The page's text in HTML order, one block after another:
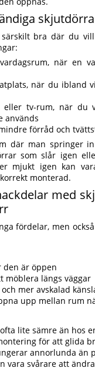
bra där du
när en
när du ibland
eller tv-rum, när du
används
förråd och
där man springer
som slår igen
mjukt igen kan
monterad.
med
fördelar, men
den är öppen
möblera längs väggar
mer avskalad
upp mellan rum
lite sämre än hos
för att glida
annorlunda än
vara svårare att